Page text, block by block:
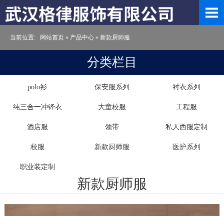
当前位置: 网站首页 » 产品中心 » 新款厨师服
分类栏目
polo衫 保安服系列 衬衣系列
纯三合一冲锋衣 大童校服 工程服
酒店服 领带 私人西服定制
校服 新款厨师服 医护系列
职业装定制
新款厨师服